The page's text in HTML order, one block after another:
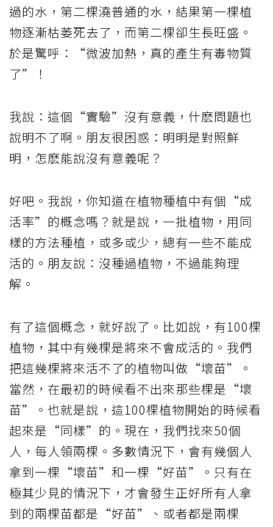
過的水，第二棵澆普通的水，結果第一棵植
物逐漸枯萎死去了，而第二棵卻生長旺盛。
於是驚呼：“微波加熱，真的產生有毒物質
了”！
我說：這個“實驗”沒有意義，什麽問題也
說明不了啊。朋友很困惑：明明是對照鮮
明，怎麽能說沒有意義呢？
好吧。我說，你知道在植物種植中有個“成
活率”的概念嗎？就是說，一批植物，用同
樣的方法種植，或多或少，總有一些不能成
活的。朋友說：沒種過植物，不過能夠理
解。
有了這個概念，就好說了。比如說，有100棵
植物，其中有幾棵是將來不會成活的。我們
把這幾棵將來活不了的植物叫做“壞苗”。
當然，在最初的時候看不出來那些棵是“壞
苗”。也就是說，這100棵植物開始的時候看
起來是“同樣”的。現在，我們找來50個
人，每人領兩棵。多數情況下，會有幾個人
拿到一棵“壞苗”和一棵“好苗”。只有在
極其少見的情況下，才會發生正好所有人拿
到的兩棵苗都是“好苗”、或者都是兩棵